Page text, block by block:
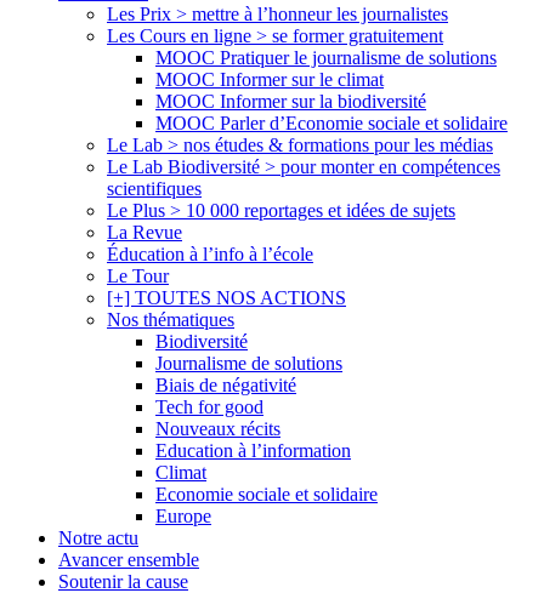
Les Prix > mettre à l’honneur les journalistes
Les Cours en ligne > se former gratuitement
MOOC Pratiquer le journalisme de solutions
MOOC Informer sur le climat
MOOC Informer sur la biodiversité
MOOC Parler d’Economie sociale et solidaire
Le Lab > nos études & formations pour les médias
Le Lab Biodiversité > pour monter en compétences
scientifiques
Le Plus > 10 000 reportages et idées de sujets
La Revue
Éducation à l’info à l’école
Le Tour
[+] TOUTES NOS ACTIONS
Nos thématiques
Biodiversité
Journalisme de solutions
Biais de négativité
Tech for good
Nouveaux récits
Education à l’information
Climat
Economie sociale et solidaire
Europe
Notre actu
Avancer ensemble
Soutenir la cause